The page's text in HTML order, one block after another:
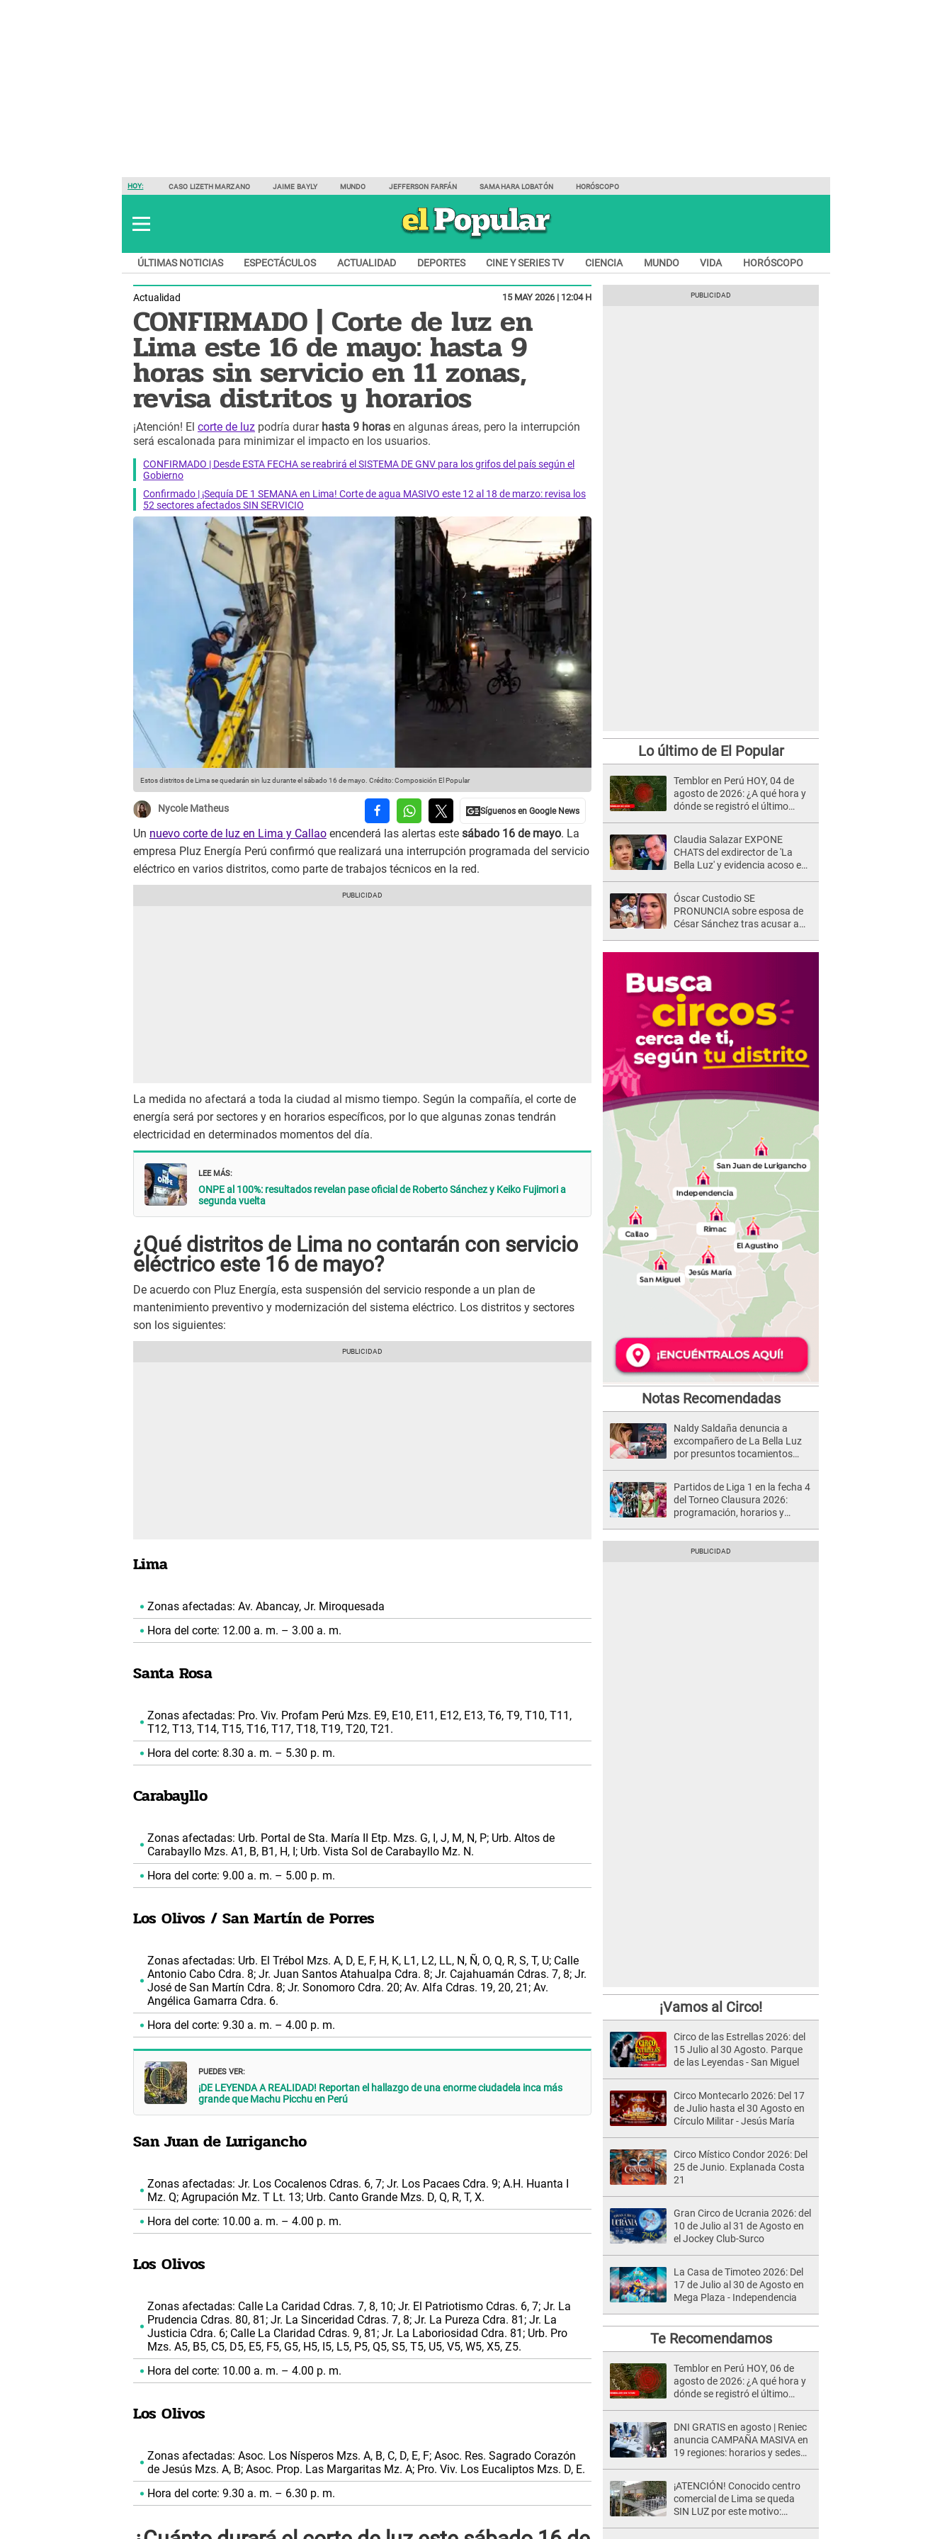
HOY: CASO LIZETH MARZANO JAIME BAYLY MUNDO JEFFERSON FARFÁN SAMAHARA LOBATÓN HORÓSCOPO
ÚLTIMAS NOTICIAS ESPECTÁCULOS ACTUALIDAD DEPORTES CINE Y SERIES TV CIENCIA MUNDO VIDA HORÓSCOPO
Actualidad 15 MAY 2026 | 12:04 H
CONFIRMADO | Corte de luz en
Lima este 16 de mayo: hasta 9
horas sin servicio en 11 zonas,
revisa distritos y horarios
¡Atención! El corte de luz podría durar hasta 9 horas en algunas áreas, pero la interrupción
será escalonada para minimizar el impacto en los usuarios.
CONFIRMADO | Desde ESTA FECHA se reabrirá el SISTEMA DE GNV para los grifos del país según el
Gobierno
Confirmado | ¡Sequía DE 1 SEMANA en Lima! Corte de agua MASIVO este 12 al 18 de marzo: revisa los
52 sectores afectados SIN SERVICIO
Estos distritos de Lima se quedarán sin luz durante el sábado 16 de mayo. Crédito: Composición El Popular
Nycole Matheus
Un nuevo corte de luz en Lima y Callao encenderá las alertas este sábado 16 de mayo. La
empresa Pluz Energía Perú confirmó que realizará una interrupción programada del servicio
eléctrico en varios distritos, como parte de trabajos técnicos en la red.
La medida no afectará a toda la ciudad al mismo tiempo. Según la compañía, el corte de
energía será por sectores y en horarios específicos, por lo que algunas zonas tendrán
electricidad en determinados momentos del día.
LEE MÁS:
ONPE al 100%: resultados revelan pase oficial de Roberto Sánchez y Keiko Fujimori a
segunda vuelta
¿Qué distritos de Lima no contarán con servicio
eléctrico este 16 de mayo?
De acuerdo con Pluz Energía, esta suspensión del servicio responde a un plan de
mantenimiento preventivo y modernización del sistema eléctrico. Los distritos y sectores
son los siguientes:
Lima
Zonas afectadas: Av. Abancay, Jr. Miroquesada
Hora del corte: 12.00 a. m. – 3.00 a. m.
Santa Rosa
Zonas afectadas: Pro. Viv. Profam Perú Mzs. E9, E10, E11, E12, E13, T6, T9, T10, T11,
T12, T13, T14, T15, T16, T17, T18, T19, T20, T21.
Hora del corte: 8.30 a. m. – 5.30 p. m.
Carabayllo
Zonas afectadas: Urb. Portal de Sta. María II Etp. Mzs. G, I, J, M, N, P; Urb. Altos de
Carabayllo Mzs. A1, B, B1, H, I; Urb. Vista Sol de Carabayllo Mz. N.
Hora del corte: 9.00 a. m. – 5.00 p. m.
Los Olivos / San Martín de Porres
Zonas afectadas: Urb. El Trébol Mzs. A, D, E, F, H, K, L1, L2, LL, N, Ñ, O, Q, R, S, T, U; Calle
Antonio Cabo Cdra. 8; Jr. Juan Santos Atahualpa Cdra. 8; Jr. Cajahuamán Cdras. 7, 8; Jr.
José de San Martín Cdra. 8; Jr. Sonomoro Cdra. 20; Av. Alfa Cdras. 19, 20, 21; Av.
Angélica Gamarra Cdra. 6.
Hora del corte: 9.30 a. m. – 4.00 p. m.
PUEDES VER:
¡DE LEYENDA A REALIDAD! Reportan el hallazgo de una enorme ciudadela inca más
grande que Machu Picchu en Perú
San Juan de Lurigancho
Zonas afectadas: Jr. Los Cocalenos Cdras. 6, 7; Jr. Los Pacaes Cdra. 9; A.H. Huanta I
Mz. Q; Agrupación Mz. T Lt. 13; Urb. Canto Grande Mzs. D, Q, R, T, X.
Hora del corte: 10.00 a. m. – 4.00 p. m.
Los Olivos
Zonas afectadas: Calle La Caridad Cdras. 7, 8, 10; Jr. El Patriotismo Cdras. 6, 7; Jr. La
Prudencia Cdras. 80, 81; Jr. La Sinceridad Cdras. 7, 8; Jr. La Pureza Cdra. 81; Jr. La
Justicia Cdra. 6; Calle La Claridad Cdras. 9, 81; Jr. La Laboriosidad Cdra. 81; Urb. Pro
Mzs. A5, B5, C5, D5, E5, F5, G5, H5, I5, L5, P5, Q5, S5, T5, U5, V5, W5, X5, Z5.
Hora del corte: 10.00 a. m. – 4.00 p. m.
Los Olivos
Zonas afectadas: Asoc. Los Nísperos Mzs. A, B, C, D, E, F; Asoc. Res. Sagrado Corazón
de Jesús Mzs. A, B; Asoc. Prop. Las Margaritas Mz. A; Pro. Viv. Los Eucaliptos Mzs. D, E.
Hora del corte: 9.30 a. m. – 6.30 p. m.
Lo último de El Popular
Temblor en Perú HOY, 04 de
agosto de 2026: ¿A qué hora y
dónde se registró el último
Claudia Salazar EXPONE
CHATS del exdirector de 'La
Bella Luz' y evidencia acoso e
conmigo, no pasa nada"
Óscar Custodio SE
PRONUNCIA sobre esposa de
César Sánchez tras acusar a
Notas Recomendadas
Naldy Saldaña denuncia a
excompañero de La Bella Luz
por presuntos tocamientos
Partidos de Liga 1 en la fecha 4
del Torneo Clausura 2026:
programación, horarios y
¡Vamos al Circo!
Circo de las Estrellas 2026: del
15 Julio al 30 Agosto. Parque
de las Leyendas - San Miguel
Circo Montecarlo 2026: Del 17
de Julio hasta el 30 Agosto en
Círculo Militar - Jesús María
Circo Místico Condor 2026: Del
25 de Junio. Explanada Costa
21
Gran Circo de Ucrania 2026: del
10 de Julio al 31 de Agosto en
el Jockey Club-Surco
La Casa de Timoteo 2026: Del
17 de Julio al 30 de Agosto en
Mega Plaza - Independencia
Te Recomendamos
Temblor en Perú HOY, 06 de
agosto de 2026: ¿A qué hora y
dónde se registró el último
DNI GRATIS en agosto | Reniec
anuncia CAMPAÑA MASIVA en
19 regiones: horarios y sedes
¡ATENCIÓN! Conocido centro
comercial de Lima se queda
SIN LUZ por este motivo: